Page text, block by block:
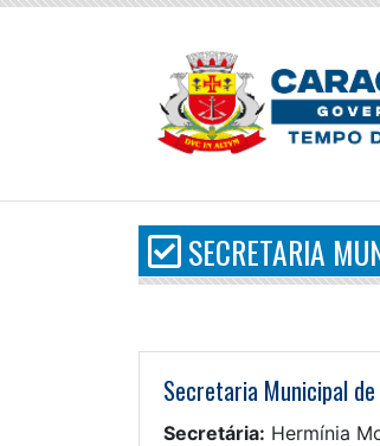
SECRETARIA
Secretaria Municipal de
Secretária: Hermínia